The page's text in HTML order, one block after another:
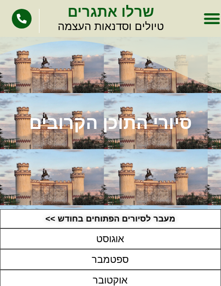
שרלו אתגרים
טיולים וסדנאות העצמה
סיורי התוכן הקרובים
מעבר לסיורים הפתוחים בחודש >>
אוגוסט
ספטמבר
אוקטובר